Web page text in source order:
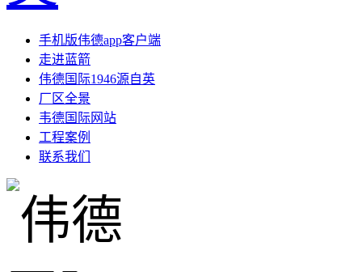
手机版伟德app客户端
走进蓝箭
伟德国际1946源自英
厂区全景
韦德国际网站
工程案例
联系我们